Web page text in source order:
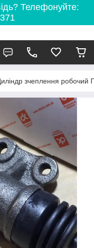
Телефонуйте:
зчеплення робочий